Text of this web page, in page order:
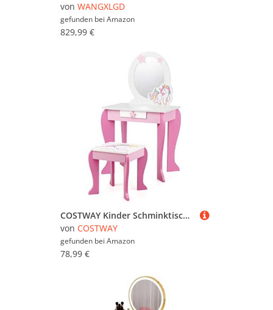
von WANGXLGD
gefunden bei Amazon
829,99 €
COSTWAY Kinder Schminktisch mit Hocker,rosa Frisierkommode,Prinzessin Frisiertisch Schublade & Abnehmbarer Spiegel,Schminkkommode für Mädchen von 3-7 Jahren (Rosa)
von COSTWAY
gefunden bei Amazon
78,99 €